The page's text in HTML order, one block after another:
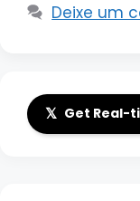
Deixe um
𝕏 Get Real-